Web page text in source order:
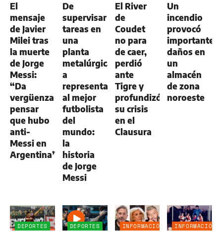
El
mensaje
de Javier
Milei tras
la muerte
de Jorge
Messi:
“Da
vergüenza
pensar
que hubo
anti-
Messi en
Argentina”
De
supervisar
tareas en
una
planta
metalúrgica
a
representar
al mejor
futbolista
del
mundo:
la
historia
de Jorge
Messi
El River
de
Coudet
no para
de caer,
perdió
ante
Tigre y
profundizó
su crisis
en el
Clausura
Un
incendio
provocó
importantes
daños en
un
almacén
de zona
noroeste
DEPORTES DEPORTES
INFORMACIÓN
INFORMACIÓN